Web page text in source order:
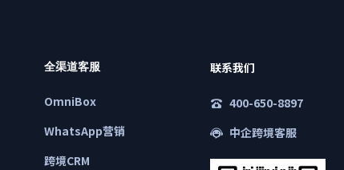
全渠道客服
OmniBox
WhatsApp营销
跨境CRM
联系我们
400-650-8897
中企跨境客服